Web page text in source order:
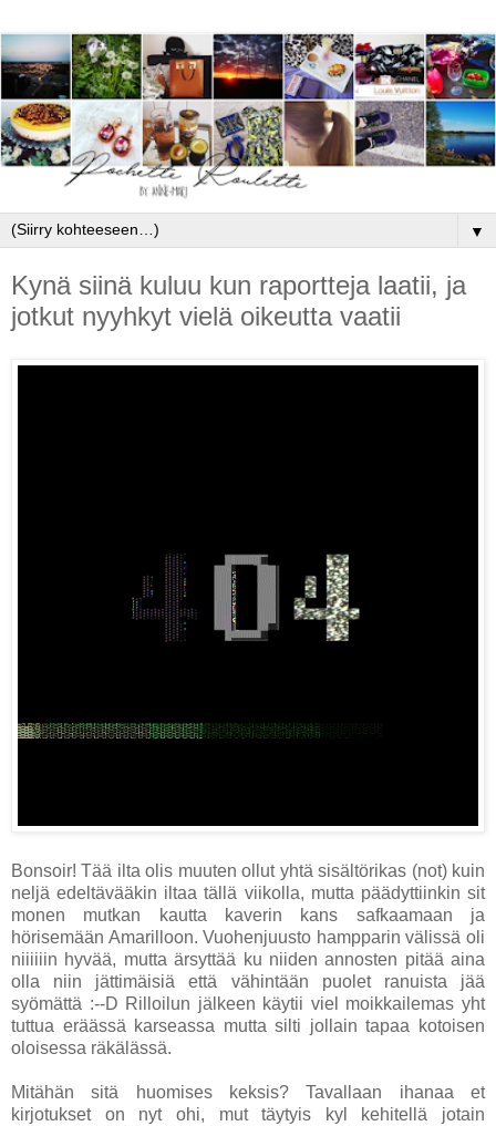
▼
Kynä siinä kuluu kun raportteja laatii, ja
jotkut nyyhkyt vielä oikeutta vaatii
Bonsoir! Tää ilta olis muuten ollut yhtä sisältörikas (not) kuin
neljä edeltävääkin iltaa tällä viikolla, mutta päädyttiinkin sit
monen mutkan kautta kaverin kans safkaamaan ja
hörisemään Amarilloon. Vuohenjuusto hampparin välissä oli
niiiiiin hyvää, mutta ärsyttää ku niiden annosten pitää aina
olla niin jättimäisiä että vähintään puolet ranuista jää
syömättä :--D Rilloilun jälkeen käytii viel moikkailemas yht
tuttua eräässä karseassa mutta silti jollain tapaa kotoisen
oloisessa räkälässä.
Mitähän sitä huomises keksis? Tavallaan ihanaa et
kirjotukset on nyt ohi, mut täytyis kyl kehitellä jotain